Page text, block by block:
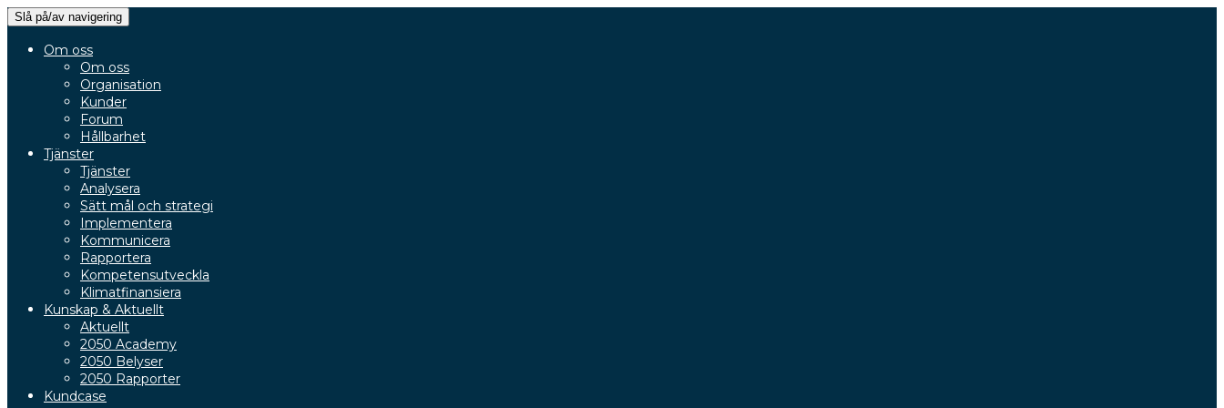
Slå på/av navigering
Om oss
Om oss
Organisation
Kunder
Forum
Hållbarhet
Tjänster
Tjänster
Analysera
Sätt mål och strategi
Implementera
Kommunicera
Rapportera
Kompetensutveckla
Klimatfinansiera
Kunskap & Aktuellt
Aktuellt
2050 Academy
2050 Belyser
2050 Rapporter
Kundcase